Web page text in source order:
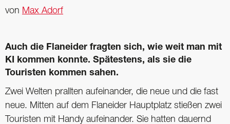
von Max Adorf
Auch die Flaneider fragten sich, wie weit man mit
KI kommen konnte. Spätestens, als sie die
Touristen kommen sahen.
Zwei Welten prallten aufeinander, die neue und die fast
neue. Mitten auf dem ­Flaneider Hauptplatz stießen zwei
Touristen mit Handy aufeinander. Sie hatten dauernd